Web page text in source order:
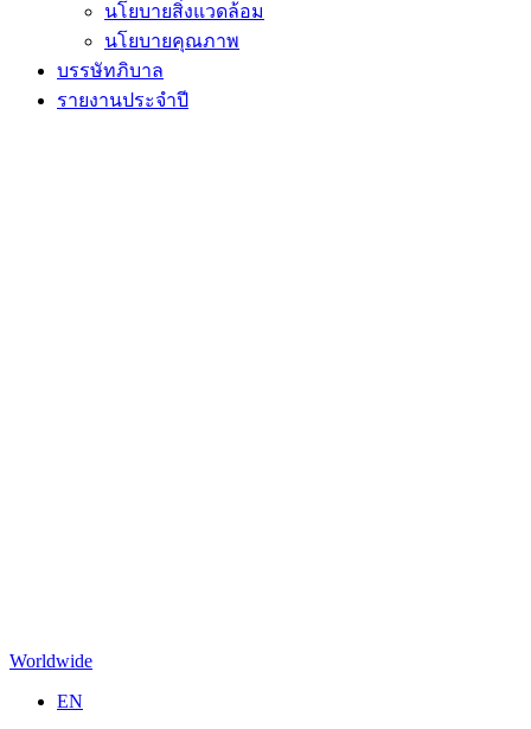
นโยบายสิ่งแวดล้อม
นโยบายคุณภาพ
บรรษัทภิบาล
รายงานประจำปี
Worldwide
EN